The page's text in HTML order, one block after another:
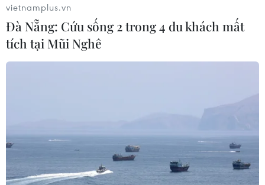
vietnamplus.vn
Đà Nẵng: Cứu sống 2 trong 4 du khách mất
tích tại Mũi Nghê